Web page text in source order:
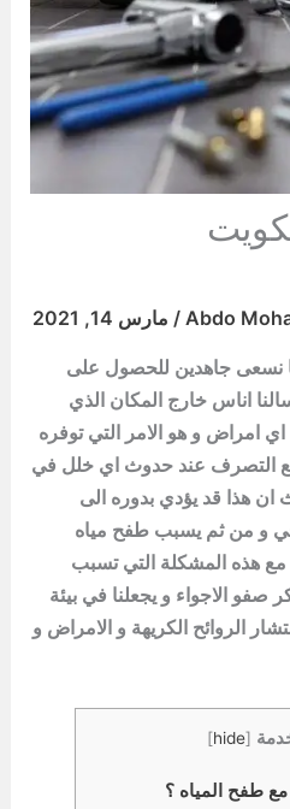
Abdo
/ مارس 14, 2021
نسعى جاهدين للحصول على
اناس خارج المكان الذي
امراض و هو الامر التي توفره
التصرف عند حدوث اي خلل في
هذا قد يؤدي بدوره الى
و من ثم يسبب طفح مياه
مع هذه المشكلة التي تسبب
صفو الاجواء و يجعلنا في بيئة
الروائح الكريهة و الامراض و
[
hide
]
طفح المياه ؟